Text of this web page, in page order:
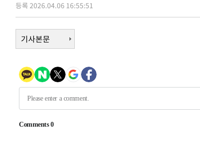
54분 전 >여자배구 이재영·이다영 자매, 아제르바이잔 투란VC 입
1시간 전 >외국인 심판 성 접대 7경기 들여다보니…한국 축구 '5
1시간 전 >[속보]코스닥, 2.86포인트(0.36%) 내린 798.81마감
1시간 전 >[속보]코스피, 6200선 약보합…0.60% 내린 6258.77
1시간 전 > [속보] 노원서 40.1도 관측…서울, 2018년 이후 첫 40도
2시간 전 >[속보]종합특검, '계엄 수용공간 확보' 신용해 前교정
2시간 전 >외신들도 주목한 韓축구 파문…"국민적 공분에 수사 재
2시간 전 >[속보]규제합리화위원회 부위원장에 김태유 서울대 공
등록 2026.04.06 16:55:51
기사본문